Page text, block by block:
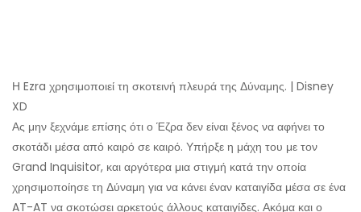
Η Ezra χρησιμοποιεί τη σκοτεινή πλευρά της Δύναμης. | Disney
XD
Ας μην ξεχνάμε επίσης ότι ο Έζρα δεν είναι ξένος να αφήνει το
σκοτάδι μέσα από καιρό σε καιρό. Υπήρξε η μάχη του με τον
Grand Inquisitor, και αργότερα μια στιγμή κατά την οποία
χρησιμοποίησε τη Δύναμη για να κάνει έναν καταιγίδα μέσα σε ένα
AT-AT να σκοτώσει αρκετούς άλλους καταιγίδες. Ακόμα και ο